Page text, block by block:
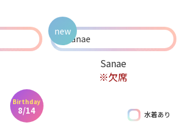
Birthday
8/14
Sanae
※欠席
new
水着あり